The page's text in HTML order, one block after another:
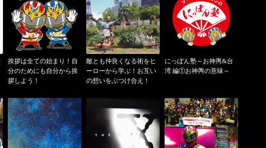
挨拶は全ての始まり！自
分のためにも自分から挨
拶しよう！
敵とも仲良くなる術をヒ
ーローから学ぶ！お互い
の想いをぶつけ合え！
にっぽん塾～お神輿&台
湾 編①お神輿の意味～